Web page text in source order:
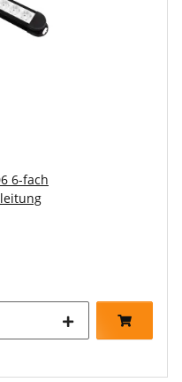
6-fach